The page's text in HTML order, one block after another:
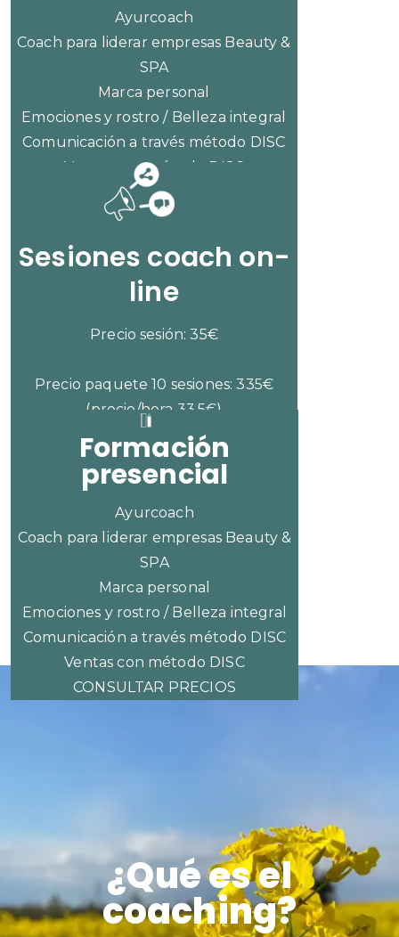
Ayurcoach
Coach para liderar empresas Beauty &
SPA
Marca personal
Emociones y rostro / Belleza integral
Comunicación a través método DISC
Ventas con método DISC
CONSULTAR PRECIOS
Sesiones coach on-
line
Precio sesión: 35€
Precio paquete 10 sesiones: 335€
(precio/hora 33,5€)
Formación
presencial
Ayurcoach
Coach para liderar empresas Beauty &
SPA
Marca personal
Emociones y rostro / Belleza integral
Comunicación a través método DISC
Ventas con método DISC
CONSULTAR PRECIOS
¿Qué es el
coaching?